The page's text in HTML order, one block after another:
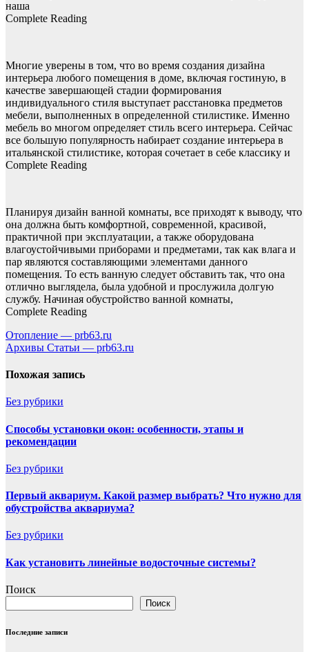
наша
Complete Reading
Многие уверены в том, что во время создания дизайна
интерьера любого помещения в доме, включая гостиную, в
качестве завершающей стадии формирования
индивидуального стиля выступает расстановка предметов
мебели, выполненных в определенной стилистике. Именно
мебель во многом определяет стиль всего интерьера. Сейчас
все большую популярность набирает создание интерьера в
итальянской стилистике, которая сочетает в себе классику и
Complete Reading
Планируя дизайн ванной комнаты, все приходят к выводу, что
она должна быть комфортной, современной, красивой,
практичной при эксплуатации, а также оборудована
влагоустойчивыми приборами и предметами, так как влага и
пар являются составляющими элементами данного
помещения. То есть ванную следует обставить так, что она
отлично выглядела, была удобной и прослужила долгую
службу. Начиная обустройство ванной комнаты,
Complete Reading
Навигация
по
записям
Отопление — prb63.ru
Архивы Статьи — prb63.ru
Похожая запись
Без рубрики
Способы установки окон: особенности, этапы и
рекомендации
Без рубрики
Первый аквариум. Какой размер выбрать? Что нужно для
обустройства аквариума?
Без рубрики
Как установить линейные водосточные системы?
Поиск
Поиск
Последние записи